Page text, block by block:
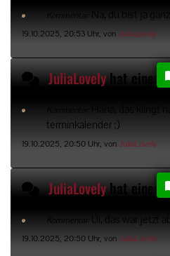
Kommentar: Na, du bist ja
19.10.2025, 20:53 Uhr, vonJuliaLovely
JuliaLovelyhat einen
terminkalender ;)
19.10.2025, 20:50 Uhr, vonJuliaLovely
JuliaLovelyhat einen
Kommentar: Ui, das war jetzt
19.10.2025, 20:50 Uhr, vonJuliaLovely